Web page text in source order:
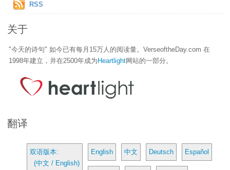
RSS
关于
"今天的诗句" 如今已有每月15万人的阅读量。VerseoftheDay.com 在
1998年建立，并在2500年成为 Heartlight网站的一部分。
翻译
双语版本:
(中文 / English)
English 中文 Deutsch Español